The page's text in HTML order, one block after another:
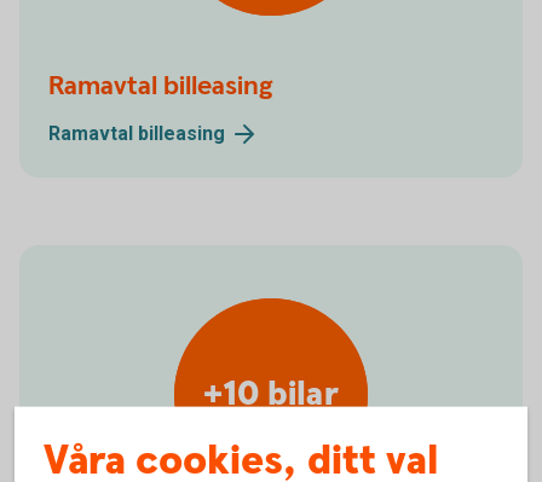
Ramavtal billeasing
Ramavtal billeasing
+10 bilar
Våra cookies, ditt val